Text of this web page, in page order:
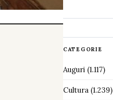
CATEGORIE
Auguri(1.117)
Cultura(1.239)